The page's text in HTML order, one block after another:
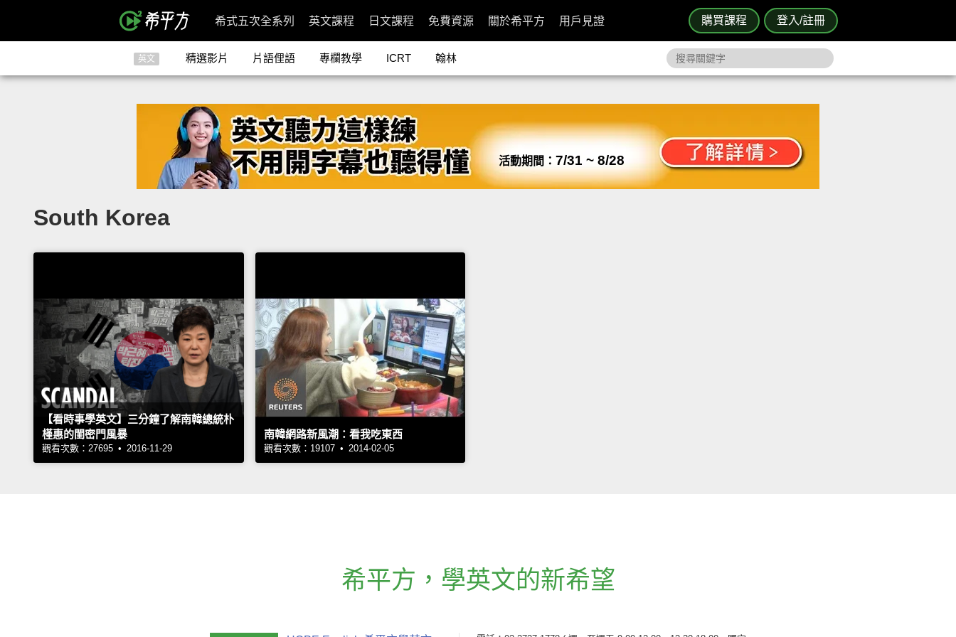
購買課程 登入/註冊
希式五次全系列 英文課程 日文課程 免費資源 關於希平方 用戶見證
英文 精選影片 片語俚語 專欄教學 ICRT 翰林
活動期間： 7/31 ~ 8/28
South Korea
【看時事學英文】三分鐘了解南韓總統朴
槿惠的閨密門風暴
觀看次數：27695 • 2016-11-29
南韓網路新風潮：看我吃東西
觀看次數：19107 • 2014-02-05
希平方 ， 學英文的新希望